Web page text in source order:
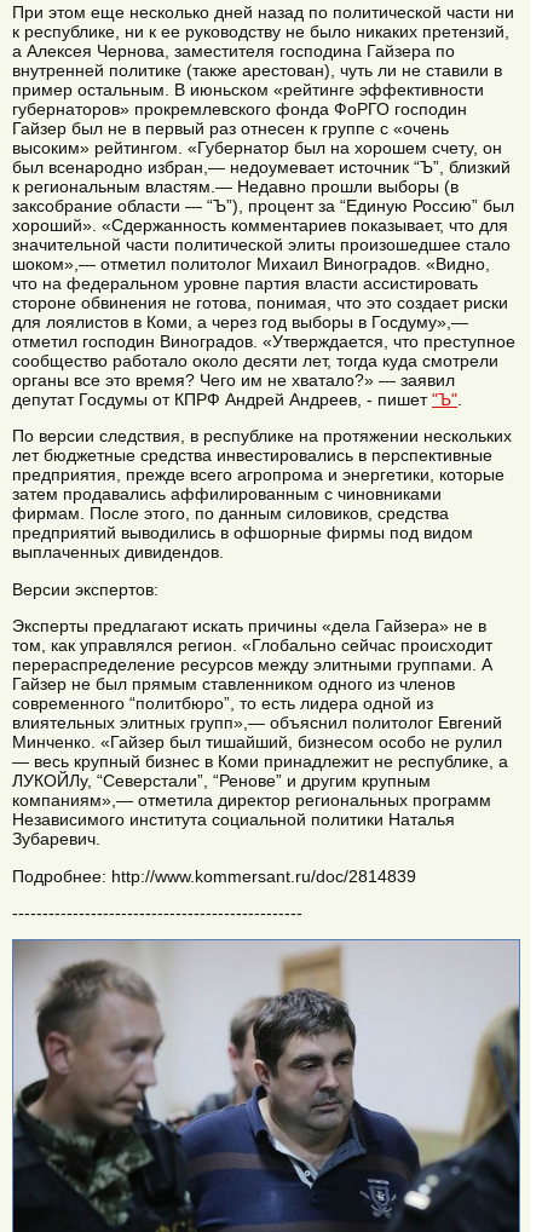
При этом еще несколько дней назад по политической части ни
к республике, ни к ее руководству не было никаких претензий,
а Алексея Чернова, заместителя господина Гайзера по
внутренней политике (также арестован), чуть ли не ставили в
пример остальным. В июньском «рейтинге эффективности
губернаторов» прокремлевского фонда ФоРГО господин
Гайзер был не в первый раз отнесен к группе с «очень
высоким» рейтингом. «Губернатор был на хорошем счету, он
был всенародно избран,— недоумевает источник “Ъ”, близкий
к региональным властям.— Недавно прошли выборы (в
заксобрание области — “Ъ”), процент за “Единую Россию” был
хороший». «Сдержанность комментариев показывает, что для
значительной части политической элиты произошедшее стало
шоком»,— отметил политолог Михаил Виноградов. «Видно,
что на федеральном уровне партия власти ассистировать
стороне обвинения не готова, понимая, что это создает риски
для лоялистов в Коми, а через год выборы в Госдуму»,—
отметил господин Виноградов. «Утверждается, что преступное
сообщество работало около десяти лет, тогда куда смотрели
органы все это время? Чего им не хватало?» — заявил
депутат Госдумы от КПРФ Андрей Андреев, - пишет"Ъ"
По версии следствия, в республике на протяжении нескольких
лет бюджетные средства инвестировались в перспективные
предприятия, прежде всего агропрома и энергетики, которые
затем продавались аффилированным с чиновниками
фирмам. После этого, по данным силовиков, средства
предприятий выводились в офшорные фирмы под видом
выплаченных дивидендов.
Версии экспертов:
Эксперты предлагают искать причины «дела Гайзера» не в
том, как управлялся регион. «Глобально сейчас происходит
перераспределение ресурсов между элитными группами. А
Гайзер не был прямым ставленником одного из членов
современного “политбюро”, то есть лидера одной из
влиятельных элитных групп»,— объяснил политолог Евгений
Минченко. «Гайзер был тишайший, бизнесом особо не рулил
— весь крупный бизнес в Коми принадлежит не республике, а
ЛУКОЙЛу, “Северстали”, “Ренове” и другим крупным
компаниям»,— отметила директор региональных программ
Независимого института социальной политики Наталья
Зубаревич.
Подробнее: http://www.kommersant.ru/doc/2814839
------------------------------------------------